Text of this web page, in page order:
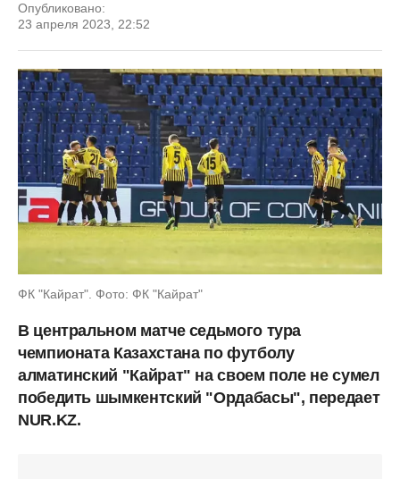
Опубликовано:
23 апреля 2023, 22:52
ФК "Кайрат". Фото: ФК "Кайрат"
В центральном матче седьмого тура
чемпионата Казахстана по футболу
алматинский "Кайрат" на своем поле не сумел
победить шымкентский "Ордабасы", передает
NUR.KZ.